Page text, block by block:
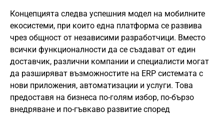
Концепцията следва успешния модел на мобилните
екосистеми, при които една платформа се развива
чрез общност от независими разработчици. Вместо
всички функционалности да се създават от един
доставчик, различни компании и специалисти могат
да разширяват възможностите на ERP системата с
нови приложения, автоматизации и услуги. Това
предоставя на бизнеса по-голям избор, по-бързо
внедряване и по-гъвкаво развитие според